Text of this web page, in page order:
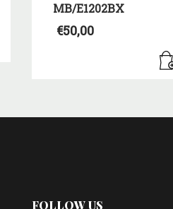
MB/E1202BX
€50,00
FOLLOW US